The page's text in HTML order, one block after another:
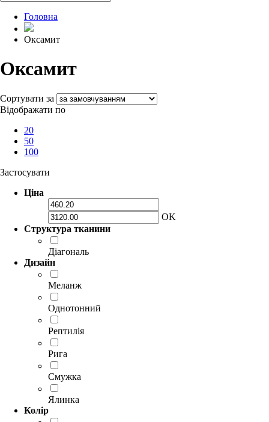
Головна
Оксамит
Оксамит
Сортувати за
Відображати по
20
50
100
Застосувати
Ціна
OK
Структура тканини
Діагональ
Дизайн
Меланж
Однотонний
Рептилія
Рига
Смужка
Ялинка
Колір